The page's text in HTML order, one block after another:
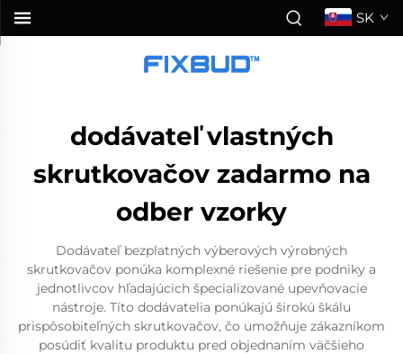
SK
dodávateľ vlastných
skrutkovačov zadarmo na
odber vzorky
Dodávateľ bezplatných výberových výrobných
skrutkovačov ponúka komplexné riešenie pre podniky a
jednotlivcov hľadajúcich špecializované upevňovacie
nástroje. Títo dodávatelia ponúkajú širokú škálu
prispôsobiteľných skrutkovačov, čo umožňuje zákazníkom
posúdiť kvalitu produktu pred objednaním väčšieho